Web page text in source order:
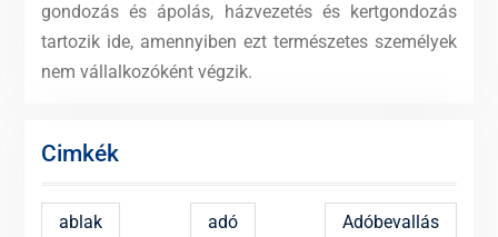
gondozás és ápolás, házvezetés és kertgondozás
tartozik ide, amennyiben ezt természetes személyek
nem vállalkozóként végzik.
Cimkék
ablak adó Adóbevallás